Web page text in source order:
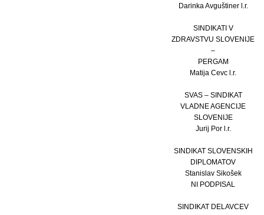
Darinka Avguštiner l.r.
SINDIKATI V
ZDRAVSTVU SLOVENIJE
–
PERGAM
Matija Cevc l.r.
SVAS – SINDIKAT
VLADNE AGENCIJE
SLOVENIJE
Jurij Por l.r.
SINDIKAT SLOVENSKIH
DIPLOMATOV
Stanislav Sikošek
NI PODPISAL
SINDIKAT DELAVCEV